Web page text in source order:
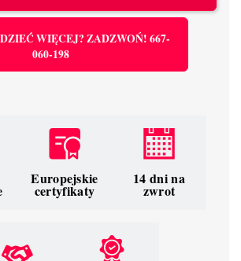
WIĘCEJ? ZADZWOŃ! 667-
060-198
Europejskie
certyfikaty
14 dni na
zwrot